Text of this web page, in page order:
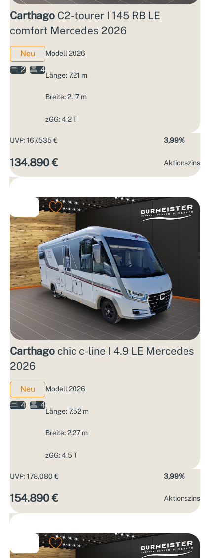
Carthago C2-tourer I 145 RB LE
comfort Mercedes 2026
Neu
2
4
Modell 2026
Länge: 7.21 m
Breite: 2.17 m
zGG: 4.2 T
UVP: 167.535 €
134.890 €
3,99%
Aktions­zins
Carthago chic c-line I 4.9 LE Mercedes
2026
Neu
4
4
Modell 2026
Länge: 7.52 m
Breite: 2.27 m
zGG: 4.5 T
UVP: 178.080 €
154.890 €
3,99%
Aktions­zins